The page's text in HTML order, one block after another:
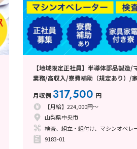
【地域限定正社員】半導体部品製造
業務/高収入/寮費補助（規定あり）/
月収例 317,500 円
【月給】224,000円～
山梨県中央市
検査、組立・組付け、マシンオペレ
9183-01